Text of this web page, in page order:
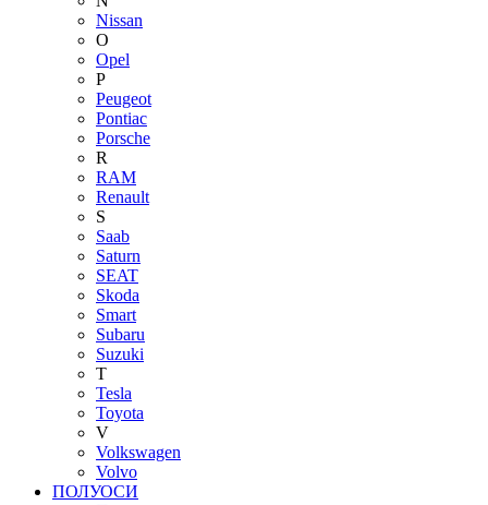
Nissan
O
Opel
P
Peugeot
Pontiac
Porsche
R
RAM
Renault
S
Saab
Saturn
SEAT
Skoda
Smart
Subaru
Suzuki
T
Tesla
Toyota
V
Volkswagen
Volvo
ПОЛУОСИ